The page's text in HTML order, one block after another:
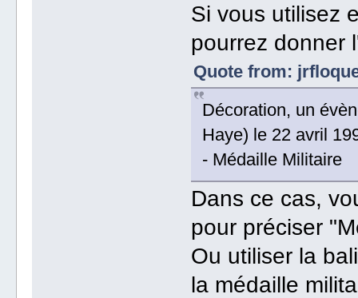
Si vous utilisez
pourrez donner
Quote from:
Décoration, un
Haye) le 22 avril
- Médaille Militaire
Dans ce cas,
pour préciser
Ou utiliser la
la médaille